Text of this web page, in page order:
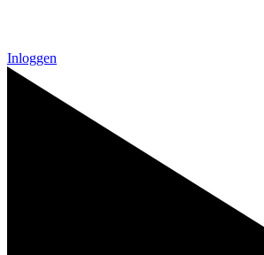
Inloggen